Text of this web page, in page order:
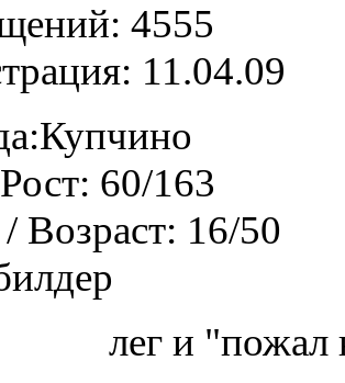
4555
11.04.09
Купчино
60/163
Возраст: 16/50
лег и "пожал